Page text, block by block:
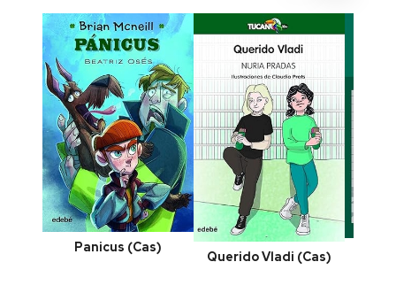
Panicus (Cas)
Querido Vladi (Cas)